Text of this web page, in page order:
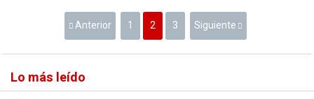
Anterior 1 2 3 Siguiente
Lo más leído